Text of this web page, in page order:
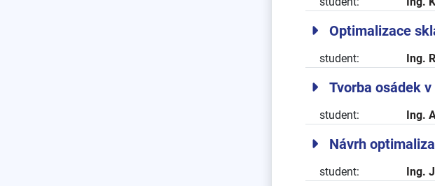
Optimalizace
student: Ing.
Tvorba osádek
student: Ing.
Návrh
student: Ing.